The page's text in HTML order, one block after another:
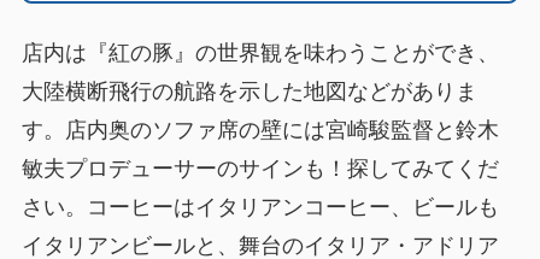
店内は『紅の豚』の世界観を味わうことができ、
大陸横断飛行の航路を示した地図などがありま
す。店内奥のソファ席の壁には宮崎駿監督と鈴木
敏夫プロデューサーのサインも！探してみてくだ
さい。コーヒーはイタリアンコーヒー、ビールも
イタリアンビールと、舞台のイタリア・アドリア